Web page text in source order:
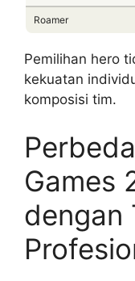
Roamer
Pemilihan hero
kekuatan
komposisi tim.
Games
dengan